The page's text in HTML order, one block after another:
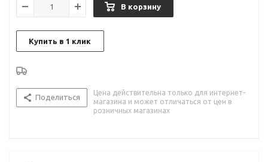
В корзину
Купить в 1 клик
Поделиться
Цена действительна только для интернет-
магазина и может отличаться от цен в
розничных магазинах